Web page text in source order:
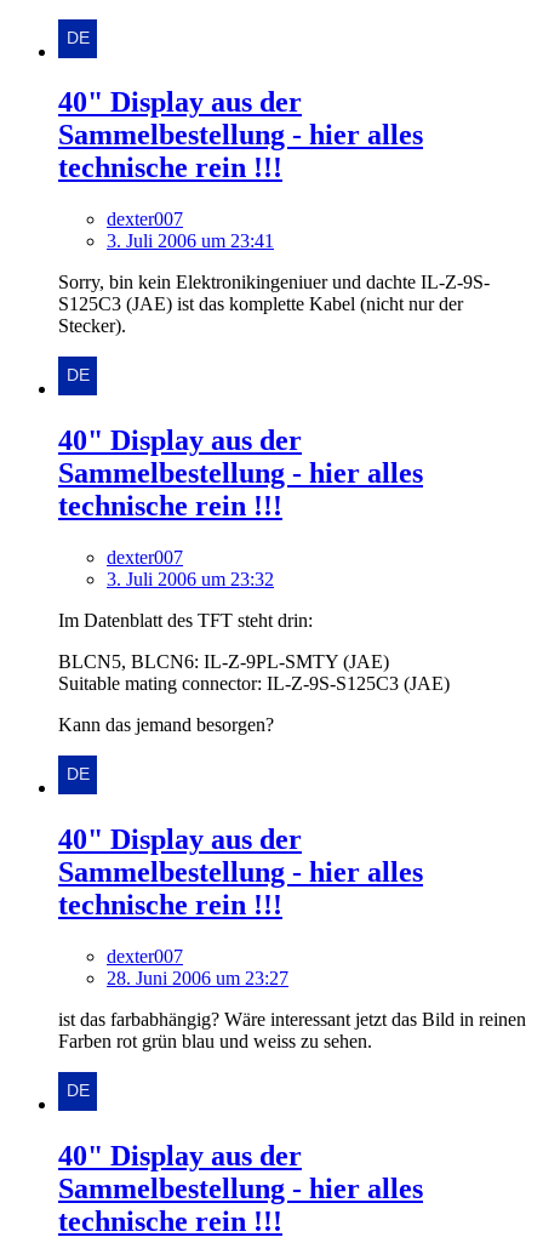
40" Display aus der
Sammelbestellung - hier alles
technische rein !!!
dexter007
3. Juli 2006 um 23:41
Sorry, bin kein Elektronikingeniuer und dachte IL-Z-9S-
S125C3 (JAE) ist das komplette Kabel (nicht nur der
Stecker).
40" Display aus der
Sammelbestellung - hier alles
technische rein !!!
dexter007
3. Juli 2006 um 23:32
Im Datenblatt des TFT steht drin:
BLCN5, BLCN6: IL-Z-9PL-SMTY (JAE)
Suitable mating connector: IL-Z-9S-S125C3 (JAE)
Kann das jemand besorgen?
40" Display aus der
Sammelbestellung - hier alles
technische rein !!!
dexter007
28. Juni 2006 um 23:27
ist das farbabhängig? Wäre interessant jetzt das Bild in reinen
Farben rot grün blau und weiss zu sehen.
40" Display aus der
Sammelbestellung - hier alles
technische rein !!!